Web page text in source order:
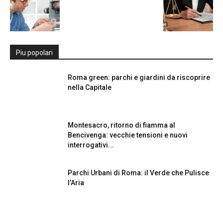
Piu popolari
Roma green: parchi e giardini da riscoprire
nella Capitale
Montesacro, ritorno di fiamma al
Bencivenga: vecchie tensioni e nuovi
interrogativi...
Parchi Urbani di Roma: il Verde che Pulisce
l’Aria